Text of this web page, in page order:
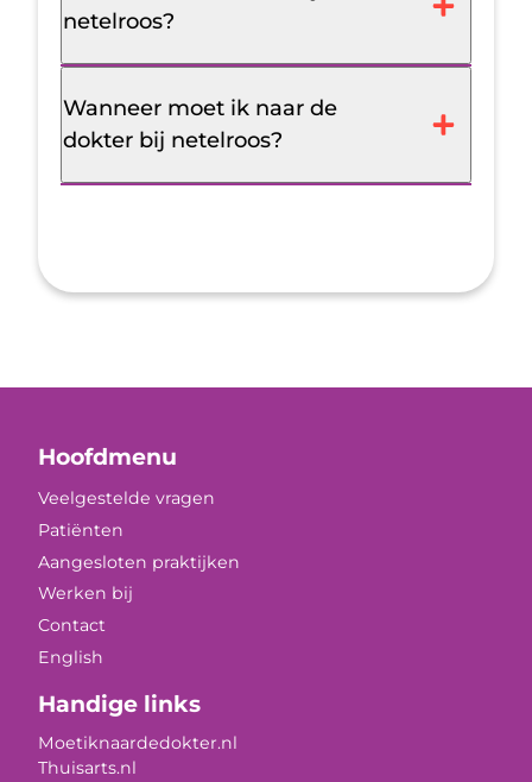
netelroos?
Wanneer moet ik naar de
dokter bij netelroos?
Hoofdmenu
Veelgestelde vragen
Patiënten
Aangesloten praktijken
Werken bij
Contact
English
Handige links
Moetiknaardedokter.nl
Thuisarts.nl